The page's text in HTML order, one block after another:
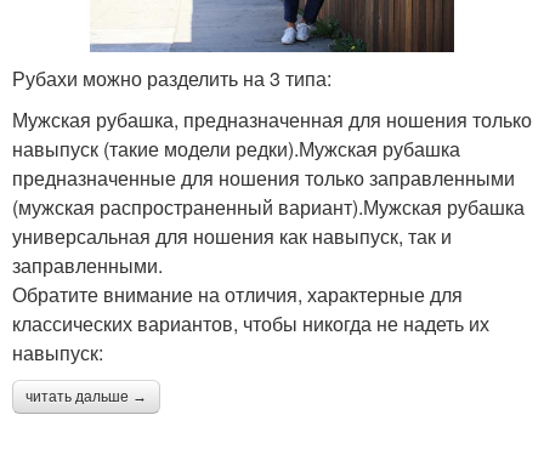
Рубахи можно разделить на 3 типа:
Мужская рубашка, предназначенная для ношения только
навыпуск (такие модели редки).Мужская рубашка
предназначенные для ношения только заправленными
(мужская распространенный вариант).Мужская рубашка
универсальная для ношения как навыпуск, так и
заправленными.
Обратите внимание на отличия, характерные для
классических вариантов, чтобы никогда не надеть их
навыпуск:
читать дальше →